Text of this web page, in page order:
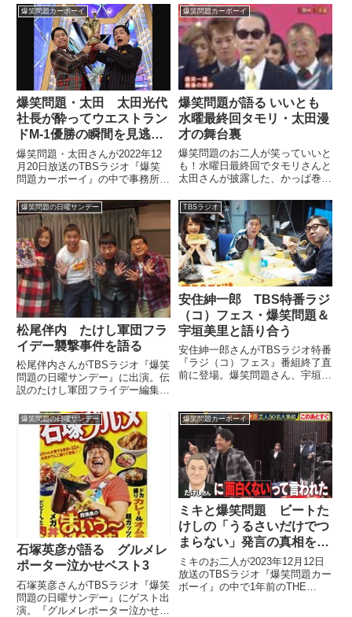
時スタート?予告通り爆笑問題の
田中さんと太田さんに印籠を渡し
に来たぞー?#さて印籠渡したら...
かったという話をしていました。
（田中裕二）いろいろありまし
て。でも、怖かったよね。軍団。
（太田光）怖かった。本当、怖か
っ...
爆笑問題カーボーイ
爆笑問題・太田 太田光代
社長が酔ってウエストラン
ドM-1優勝の瞬間を見逃し
た話
爆笑問題・太田さんが2022年12
月20日放送のTBSラジオ『爆笑
問題カーボーイ』の中で事務所の
2022で優勝したことについてト
ーク。妻である太田光代社長が
M-1を見ながらお酒を飲んでベロ
ンベロンになって寝てしまい、優
勝決定の瞬間を見逃していたこと
を紹介していました。
爆笑問題カーボーイ
爆笑問題が語る いいとも
水曜最終回タモリ・太田漫
才の舞台裏
爆笑問題のお二人が笑っていいと
も！水曜日最終回でタモリさんと
太田さんが披露した、かっぱ巻き
題カーボーイ』で語っていまし
た。（田中裕二）いや、だって俺
らだって夢のような。太田さんな
んか、昼間はたけしさんにも会
っ...
爆笑問題の日曜サンデー
松尾伴内 たけし軍団フラ
イデー襲撃事件を語る
松尾伴内さんがTBSラジオ『爆笑
問題の日曜サンデー』に出演。伝
説のたけし軍団フライデー編集部
た。（太田光）あれ、フライデー
の時はどのへんにいたんですか？
（一同）（笑）（江藤愛）聞きた
い（笑）。（松尾伴内）いや、
TBSラジオ
安住紳一郎 TBS特番ラジ
（コ）フェス・爆笑問題＆
宇垣美里と語り合う
安住紳一郎さんがTBSラジオ特番
『ラジ（コ）フェス』番組終了直
前に登場。爆笑問題さん、宇垣美
お祭り特番『ラジ(コ)フェ
ス』！！予測不能の4時間30分生
放送！爆笑問題/伊集院光/ジ...
爆笑問題の日曜サンデー
石塚英彦が語る グルメレ
ポーター泣かせベスト3
石塚英彦さんがTBSラジオ『爆笑
問題の日曜サンデー』にゲスト出
演。『グルメレポーター泣かせベ
爆笑問題カーボーイ
ミキと爆笑問題 ビートた
けしの「うるさいだけでつ
まらない」発言の真相を語
る
ミキのお二人が2023年12月12日
放送のTBSラジオ『爆笑問題カー
ボーイ』の中で1年前のTHE